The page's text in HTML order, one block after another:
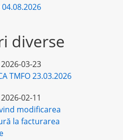
diverse
2026-03-23
TMFO 23.03.2026
2026-02-11
modificarea
la facturarea